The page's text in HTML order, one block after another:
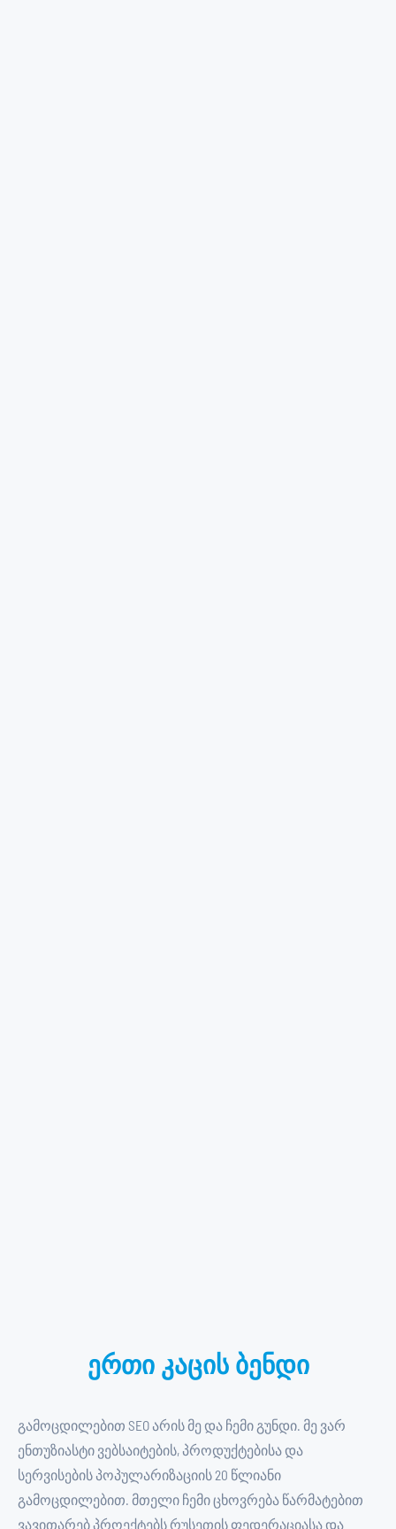
ერთი კაცის ბენდი
გამოცდილებით SEO არის მე და ჩემი გუნდი. მე ვარ
ენთუზიასტი ვებსაიტების, პროდუქტებისა და
სერვისების პოპულარიზაციის 20 წლიანი
გამოცდილებით. მთელი ჩემი ცხოვრება წარმატებით
ვავითარებ პროექტებს რუსეთის ფედერაციასა და